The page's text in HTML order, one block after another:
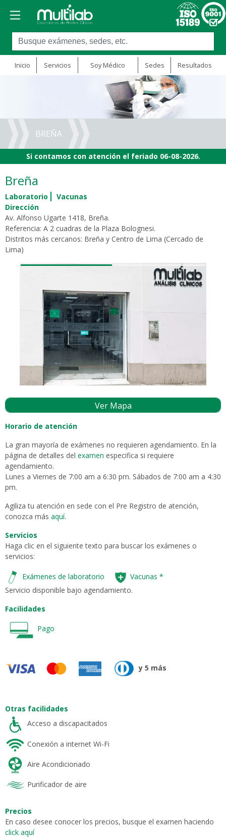
Inicio Servicios Soy Médico Sedes Resultados
BREÑA
Si contamos con atención el feriado 06-08-2026.
Breña
Laboratorio
Vacunas
Dirección
Av. Alfonso Ugarte 1418, Breña.
Referencia: A 2 cuadras de la Plaza Bolognesi.
Distritos más cercanos: Breña y Centro de Lima (Cercado de
Lima)
Ver Mapa
Horario de atención
La gran mayoría de exámenes no requieren agendamiento. En la
página de detalles del examen especifica si requiere
agendamiento.
Lunes a Viernes de 7:00 am a 6:30 pm. Sábados de 7:00 am a 4:30
pm.
Agiliza tu atención en sede con el Pre Registro de atención,
conozca más aquí.
Servicios
Haga clic en el siguiente texto para buscar los exámenes o
servicios:
Exámenes de laboratorio Vacunas *
Servicio disponible bajo agendamiento.
Facilidades
Pago
y 5 más
Otras facilidades
Acceso a discapacitados
Conexión a internet Wi-Fi
Aire Acondicionado
Purificador de aire
Precios
En caso desee conocer los precios, busque el examen haciendo
click aquí